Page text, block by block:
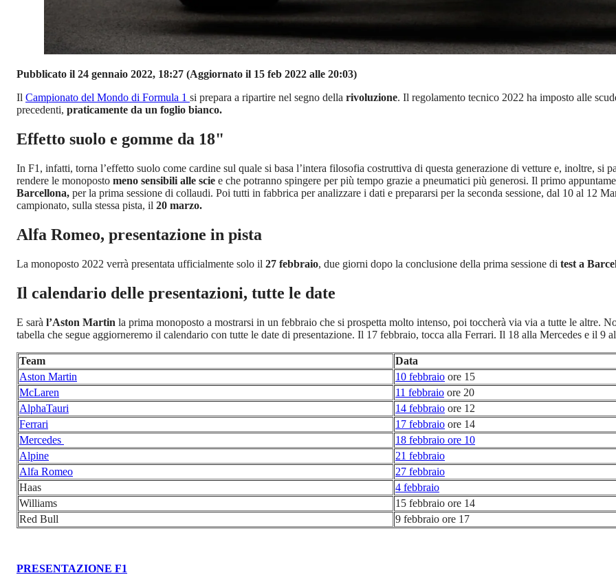
Pubblicato il 24 gennaio 2022, 18:27 (Aggiornato il 15 feb 2022 alle 20:03)
Il Campionato del Mondo di Formula 1 si prepara a ripartire nel segno della rivoluzione. Il regolamento tecnico 2022 ha imposto alle
precedenti, praticamente da un foglio bianco.
Effetto suolo e gomme da 18"
In F1, infatti, torna l’effetto suolo come cardine sul quale si basa l’intera filosofia costruttiva di questa generazione di vetture e, inoltre, si
rendere le monoposto meno sensibili alle scie e che potranno spingere per più tempo grazie a pneumatici più generosi. Il primo
Barcellona, per la prima sessione di collaudi. Poi tutti in fabbrica per analizzare i dati e prepararsi per la seconda sessione, dal 10 al 12
campionato, sulla stessa pista, il 20 marzo.
Alfa Romeo, presentazione in pista
La monoposto 2022 verrà presentata ufficialmente solo il 27 febbraio, due giorni dopo la conclusione della prima sessione di test a
Il calendario delle presentazioni, tutte le date
E sarà l’Aston Martin la prima monoposto a mostrarsi in un febbraio che si prospetta molto intenso, poi toccherà via via a tutte le altre.
tabella che segue aggiorneremo il calendario con tutte le date di presentazione. Il 17 febbraio, tocca alla Ferrari. Il 18 alla Mercedes e il 9
Team
Data
Aston Martin
10 febbraio ore 15
McLaren
11 febbraio ore 20
AlphaTauri
14 febbraio ore 12
Ferrari
17 febbraio ore 14
Mercedes
18 febbraio ore 10
Alpine
21 febbraio
Alfa Romeo
27 febbraio
Haas
4 febbraio
Williams
15 febbraio ore 14
Red Bull
9 febbraio ore 17
PRESENTAZIONE F1